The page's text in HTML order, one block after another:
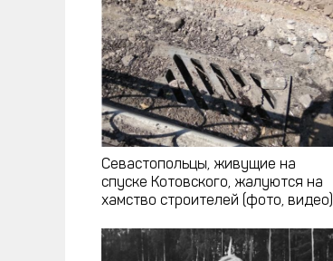
Севастопольцы, живущие на
спуске Котовского, жалуются на
хамство строителей (фото, видео)